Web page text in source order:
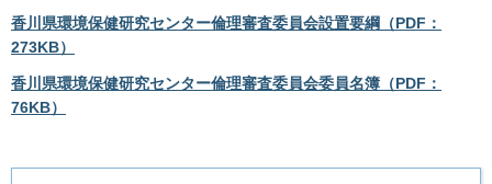
香川県環境保健研究センター倫理審査委員会設置要綱（PDF：
273KB）
香川県環境保健研究センター倫理審査委員会委員名簿（PDF：
76KB）